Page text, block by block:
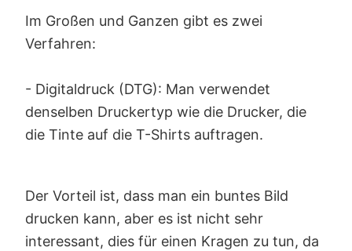
Im Großen und Ganzen gibt es zwei
Verfahren:
- Digitaldruck (DTG): Man verwendet
denselben Druckertyp wie die Drucker, die
die Tinte auf die T-Shirts auftragen.
Der Vorteil ist, dass man ein buntes Bild
drucken kann, aber es ist nicht sehr
interessant, dies für einen Kragen zu tun, da